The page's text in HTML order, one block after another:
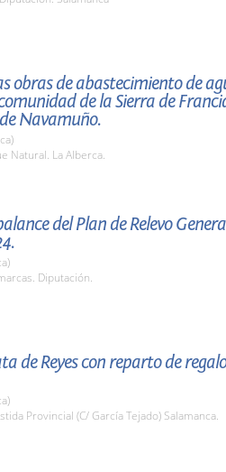
obras de abastecimiento de
de la Sierra de
Navamuño.
Natural. La Alberca.
del Plan de Relevo
Diputación.
de Reyes con reparto de
Provincial (C/ García Tejado) Salamanca.